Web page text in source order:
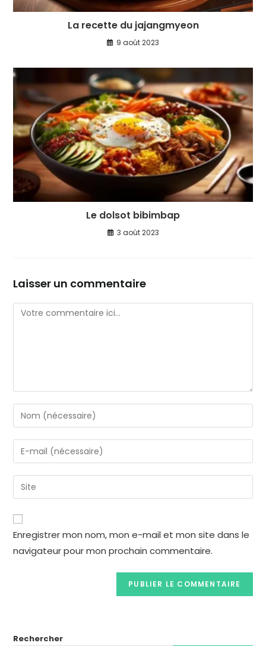
La recette du jajangmyeon
9 août 2023
Le dolsot bibimbap
3 août 2023
Laisser un commentaire
Enregistrer mon nom, mon e-mail et mon site dans le
navigateur pour mon prochain commentaire.
Rechercher